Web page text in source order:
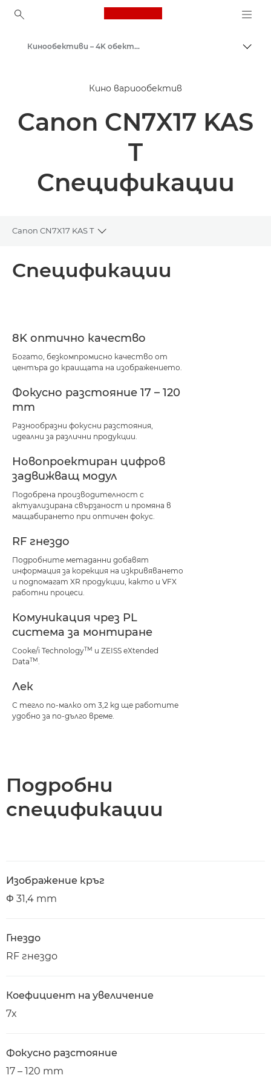
Canon Logo, back to
Професионални фотоапарати и видеокамери
Кинообективи – 4K обективи
Кино вариообектив
Canon CN7X17 KAS
T
Спецификации
Canon CN7X17 KAS T
Toggle breadcrumbs
Спецификации
8K оптично качество
Богато, безкомпромисно качество от
центъра до краищата на изображението.
Фокусно разстояние 17 – 120
mm
Разнообразни фокусни разстояния,
идеални за различни продукции.
Новопроектиран цифров
задвижващ модул
Подобрена производителност с
актуализирана свързаност и промяна в
мащабирането при оптичен фокус.
RF гнездо
Подробните метаданни добавят
информация за корекция на изкривяването
и подпомагат XR продукции, както и VFX
работни процеси.
Комуникация чрез PL
система за монтиране
Cooke/i TechnologyTM и ZEISS eXtended
DataTM.
Лек
С тегло по-малко от 3,2 kg ще работите
удобно за по-дълго време.
Подробни
спецификации
Изображение кръг
Φ 31,4 mm
Гнездо
RF гнездо
Коефициент на увеличение
7x
Фокусно разстояние
17 – 120 mm